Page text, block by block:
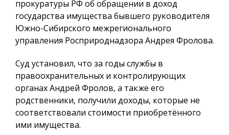
прокуратуры РФ об обращении в доход
государства имущества бывшего руководителя
Южно-Сибирского межрегионального
управления Росприроднадзора Андрея Фролова.
Суд установил, что за годы службы в
правоохранительных и контролирующих
органах Андрей Фролов, а также его
родственники, получили доходы, которые не
соответствовали стоимости приобретённого
ими имущества.